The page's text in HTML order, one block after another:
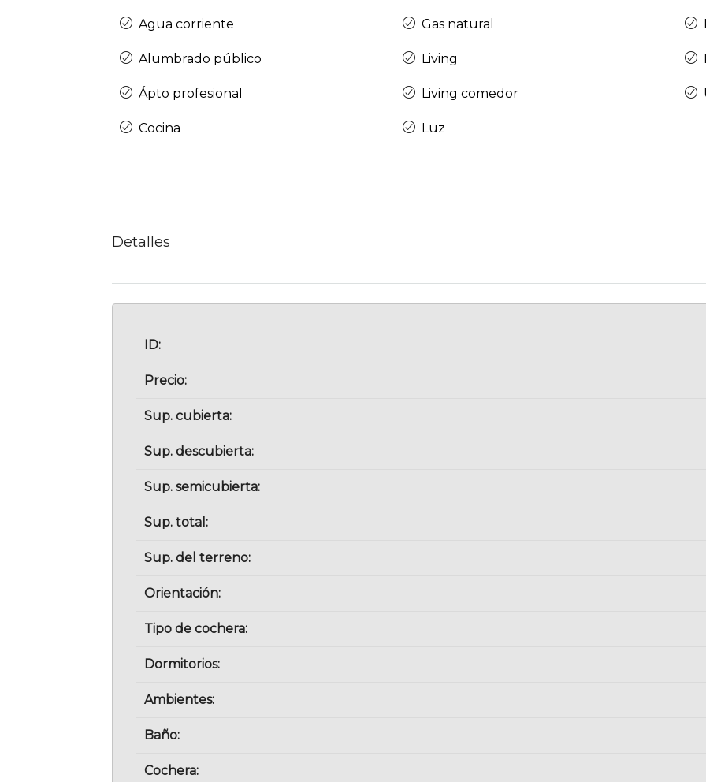
Agua corriente
Alumbrado público
Ápto profesional
Cocina
Gas natural
Living
Living comedor
Luz
Detalles
ID:
Precio:
Sup. cubierta:
Sup. descubierta:
Sup. semicubierta:
Sup. total:
Sup. del terreno:
Orientación:
Tipo de cochera:
Dormitorios:
Ambientes:
Baño:
Cochera: